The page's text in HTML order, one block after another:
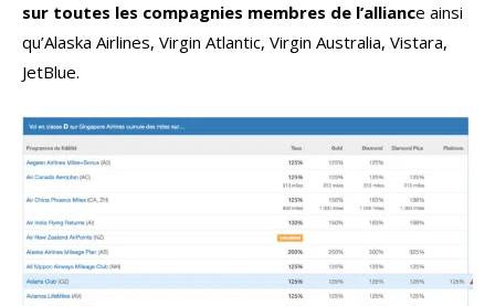
sur toutes les compagnies membres de l’alliance ainsi
qu’Alaska Airlines, Virgin Atlantic, Virgin Australia, Vistara,
JetBlue.